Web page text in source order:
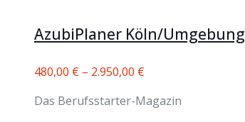
AzubiPlaner Köln/Umgebung
480,00 € – 2.950,00 €
Das Berufsstarter-Magazin